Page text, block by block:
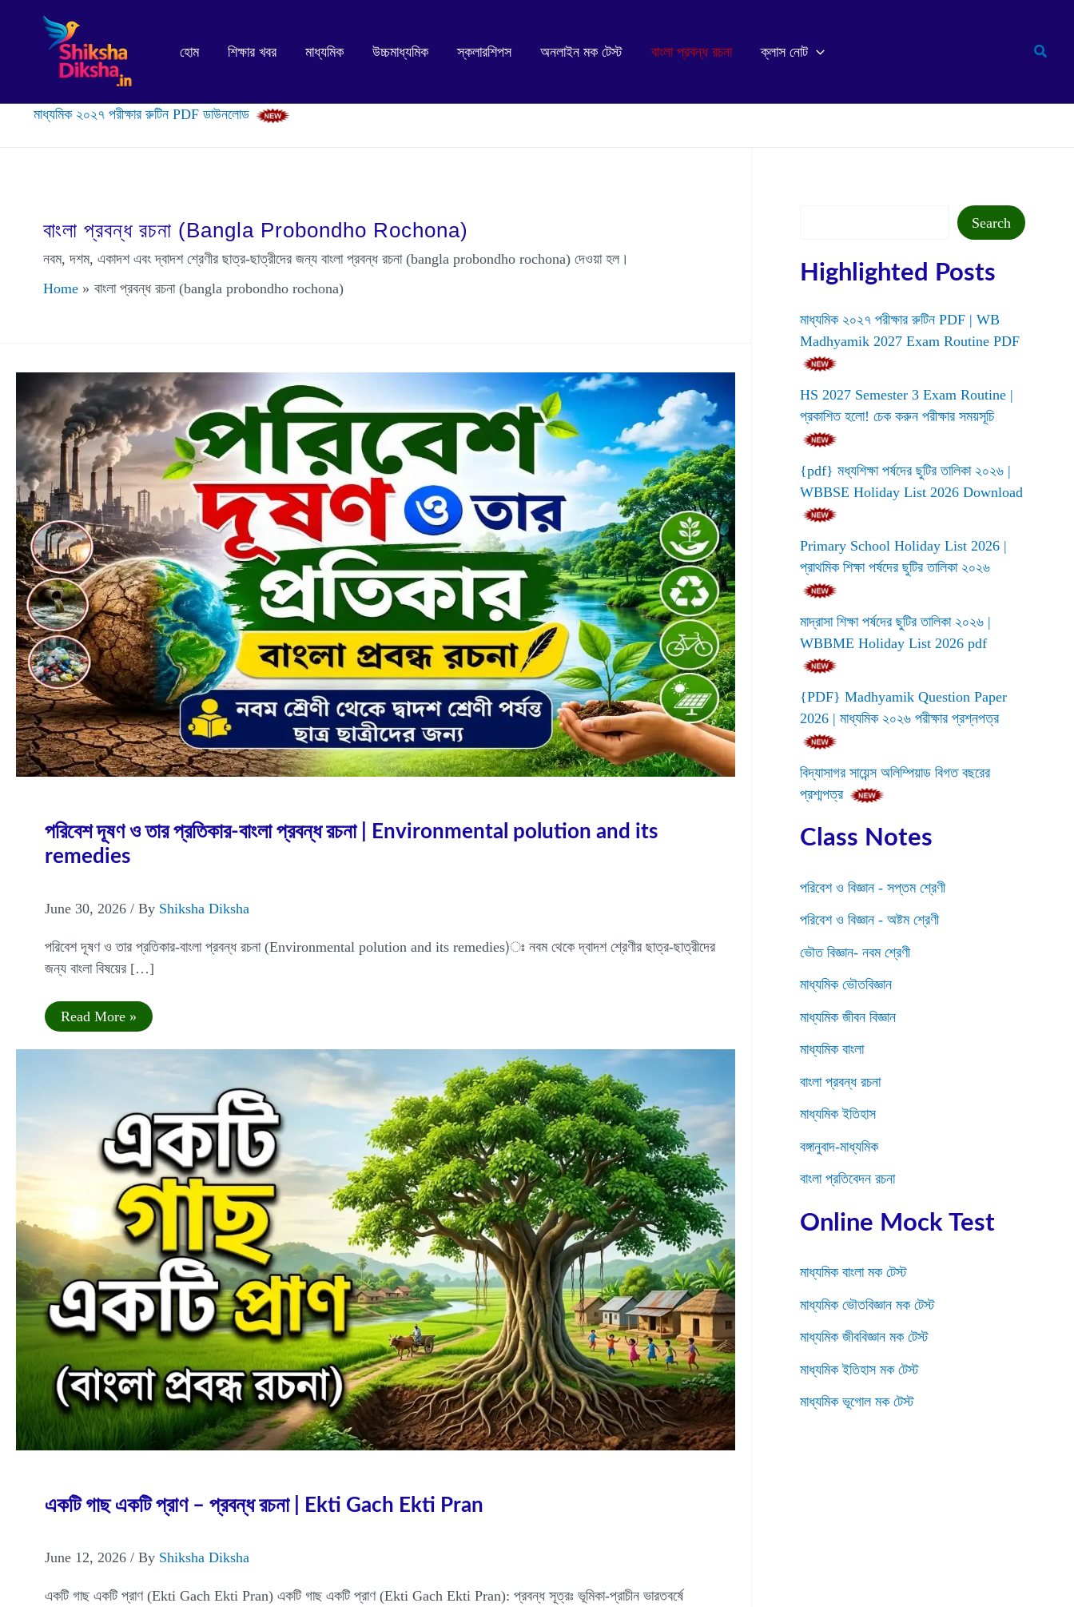
হোম শিক্ষার খবর মাধ্যমিক উচ্চমাধ্যমিক স্কলারশিপস অনলাইন মক টেস্ট বাংলা প্রবন্ধ রচনা ক্লাস নোট Search
মাধ্যমিক ২০২৭ পরীক্ষার রুটিন PDF ডাউনলোড
বাংলা প্রবন্ধ রচনা (bangla Probondho Rochona)
নবম, দশম, একাদশ এবং দ্বাদশ শ্রেণীর ছাত্র-ছাত্রীদের জন্য বাংলা প্রবন্ধ রচনা (bangla probondho rochona) দেওয়া হল।
Home
বাংলা প্রবন্ধ রচনা (bangla probondho rochona)
পরিবেশ দূষণ ও তার প্রতিকার-বাংলা প্রবন্ধ রচনা | Environmental polution and its
remedies
June 30, 2026 / By Shiksha Diksha
পরিবেশ দূষণ ও তার প্রতিকার-বাংলা প্রবন্ধ রচনা (Environmental polution and its remedies)ঃ নবম থেকে দ্বাদশ শ্রেণীর ছাত্র-ছাত্রীদের
জন্য বাংলা বিষয়ের […]
পরিবেশ
দূষণ
Environmental
polution
Read More »
একটি গাছ একটি প্রাণ – প্রবন্ধ রচনা | Ekti Gach Ekti Pran
June 12, 2026 / By Shiksha Diksha
একটি গাছ একটি প্রাণ (Ekti Gach Ekti Pran) একটি গাছ একটি প্রাণ (Ekti Gach Ekti Pran): প্রবন্ধ সূত্রঃ ভূমিকা-প্রাচীন ভারতবর্ষে
Search
Highlighted Posts
মাধ্যমিক ২০২৭ পরীক্ষার রুটিন PDF | WB
Madhyamik 2027 Exam Routine PDF
HS 2027 Semester 3 Exam Routine |
প্রকাশিত হলো! চেক করুন পরীক্ষার সময়সূচি
{pdf} মধ্যশিক্ষা পর্ষদের ছুটির তালিকা ২০২৬ |
WBBSE Holiday List 2026 Download
Primary School Holiday List 2026 |
প্রাথমিক শিক্ষা পর্ষদের ছুটির তালিকা ২০২৬
মাদ্রাসা শিক্ষা পর্ষদের ছুটির তালিকা ২০২৬ |
WBBME Holiday List 2026 pdf
{PDF} Madhyamik Question Paper
2026 | মাধ্যমিক ২০২৬ পরীক্ষার প্রশ্নপত্র
বিদ্যাসাগর সায়েন্স অলিম্পিয়াড বিগত বছরের
প্রশ্মপত্র
Class Notes
পরিবেশ ও বিজ্ঞান - সপ্তম শ্রেণী
পরিবেশ ও বিজ্ঞান - অষ্টম শ্রেণী
ভৌত বিজ্ঞান- নবম শ্রেণী
মাধ্যমিক ভৌতবিজ্ঞান
মাধ্যমিক জীবন বিজ্ঞান
মাধ্যমিক বাংলা
বাংলা প্রবন্ধ রচনা
মাধ্যমিক ইতিহাস
বঙ্গানুবাদ-মাধ্যমিক
বাংলা প্রতিবেদন রচনা
Online Mock Test
মাধ্যমিক বাংলা মক টেস্ট
মাধ্যমিক ভৌতবিজ্ঞান মক টেস্ট
মাধ্যমিক জীববিজ্ঞান মক টেস্ট
মাধ্যমিক ইতিহাস মক টেস্ট
মাধ্যমিক ভূগোল মক টেস্ট